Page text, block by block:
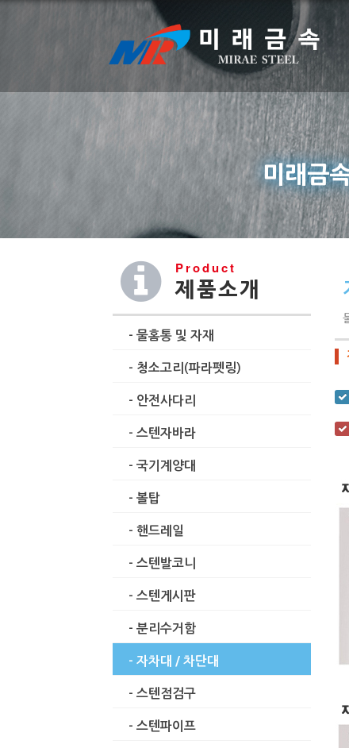
미래금
Product
제품소개
- 물홈통 및 자재
- 청소고리(파라펫링)
- 안전사다리
- 스텐자바라
- 국기계양대
- 볼탑
- 핸드레일
- 스텐발코니
- 스텐게시판
- 분리수거함
- 자차대 / 차단대
- 스텐점검구
- 스텐파이프